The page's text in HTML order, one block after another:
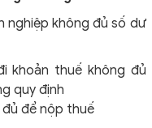
nghiệp không đủ số dư
khoản thuế không đủ
quy định
để nộp thuế